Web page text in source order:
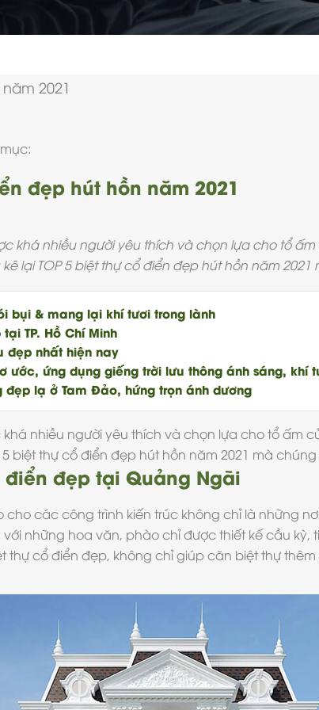
đẹp hút hồn năm 2021
khá nhiều người yêu thích và chọn lựa cho tổ
lại TOP 5 biệt thự cổ điển đẹp hút hồn năm
bụi & mang lại khí tươi trong lành
TP. Hồ Chí Minh
đẹp nhất hiện nay
ứng dụng giếng trời lưu thông ánh sáng, khí
lạ ở Tam Đảo, hứng trọn ánh dương
nhiều người yêu thích và chọn lựa cho tổ ấm
biệt thự cổ điển đẹp hút hồn năm 2021 mà chúng
đẹp tại Quảng Ngãi
các công trình kiến trúc không chỉ là những
những hoa văn, phào chỉ được thiết kế cầu kỳ,
thự cổ điển đẹp, không chỉ giúp căn biệt thự